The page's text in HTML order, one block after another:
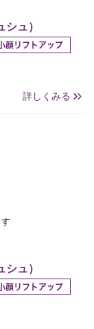
ュ）
顔リフトアップ
詳しくみる
ュ）
顔リフトアップ